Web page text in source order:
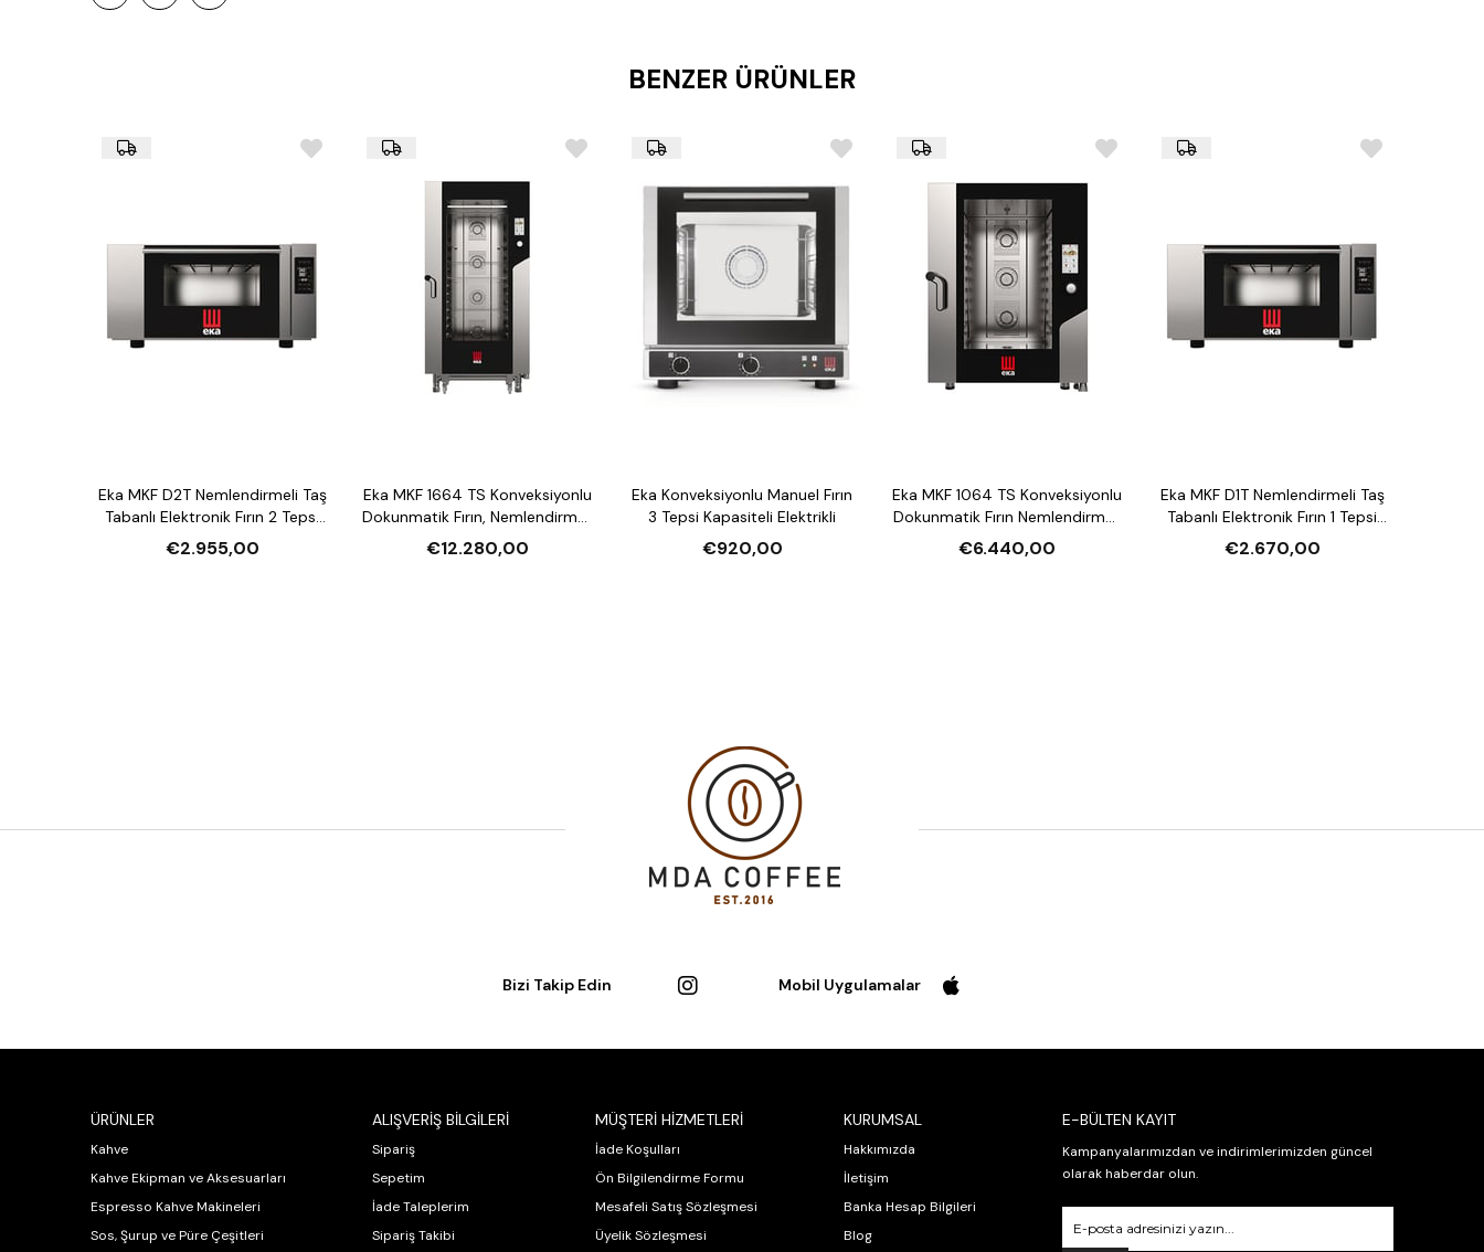
BENZER ÜRÜNLER
Eka MKF D2T Nemlendirmeli Taş
Tabanlı Elektronik Fırın 2 Tepsi
Kapasiteli Elektrikli
€2.955,00
Eka MKF 1664 TS Konveksiyonlu
Dokunmatik Fırın, Nemlendirmeli
16 Tepsi Kapasiteli Elektrikli
€12.280,00
Eka Konveksiyonlu Manuel Fırın
3 Tepsi Kapasiteli Elektrikli
€920,00
Eka MKF 1064 TS Konveksiyonlu
Dokunmatik Fırın Nemlendirmeli
10 Tepsi Kapasiteli Elektrikli
€6.440,00
Eka MKF D1T Nemlendirmeli Taş
Tabanlı Elektronik Fırın 1 Tepsi
Kapasiteli Elektrikli
€2.670,00
Bizi Takip Edin Mobil Uygulamalar
ÜRÜNLER
Kahve
Kahve Ekipman ve Aksesuarları
Espresso Kahve Makineleri
Sos, Şurup ve Püre Çeşitleri
ALIŞVERİŞ BİLGİLERİ
Sipariş
Sepetim
İade Taleplerim
Sipariş Takibi
MÜŞTERİ HİZMETLERİ
İade Koşulları
Ön Bilgilendirme Formu
Mesafeli Satış Sözleşmesi
Üyelik Sözleşmesi
KURUMSAL
Hakkımızda
İletişim
Banka Hesap Bilgileri
Blog
E-BÜLTEN KAYIT
Kampanyalarımızdan ve indirimlerimizden güncel
olarak haberdar olun.